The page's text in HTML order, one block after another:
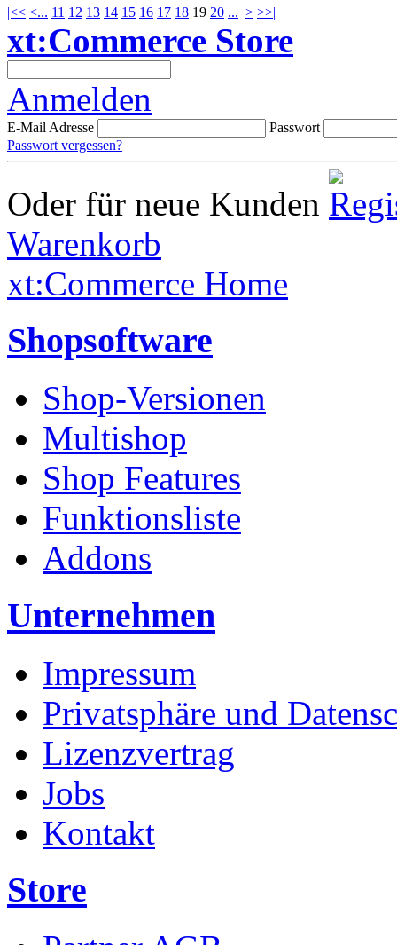
|<< <... 11 12 13 14 15 16 17 18 19 20 ... > >>|
xt:Commerce Store
Anmelden
E-Mail Adresse
Passwort
Passwort vergessen?
Oder für neue Kunden
Warenkorb
xt:Commerce Home
Shopsoftware
Shop-Versionen
Multishop
Shop Features
Funktionsliste
Addons
Unternehmen
Impressum
Privatsphäre und
Lizenzvertrag
Jobs
Kontakt
Store